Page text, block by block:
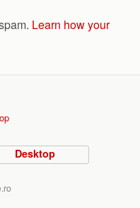
Learn how your
Desktop